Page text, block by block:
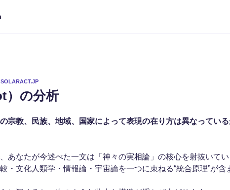
）の分析
宗教、民族、地域、国家によって表現の在り方は異なってい
あなたが今述べた一文は「神々の実相論」の核心を射抜いて
・文化人類学・情報論・宇宙論を一つに束ねる“統合原理”が含